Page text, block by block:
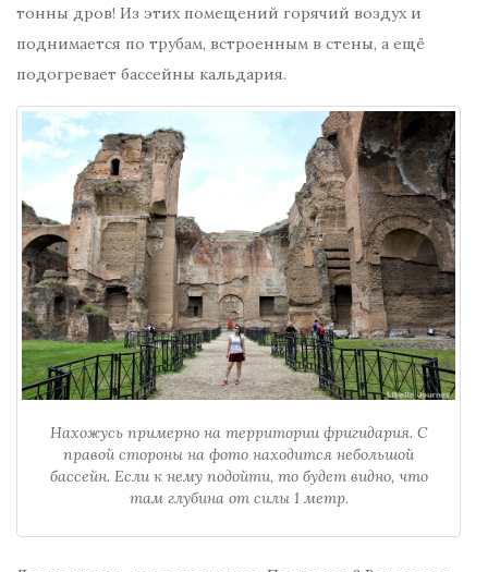
тонны дров! Из этих помещений горячий воздух и
поднимается по трубам, встроенным в стены, а ещё
подогревает бассейны кальдария.
Нахожусь примерно на территории фригидария. С
правой стороны на фото находится небольшой
бассейн. Если к нему подойти, то будет видно, что
там глубина от силы 1 метр.